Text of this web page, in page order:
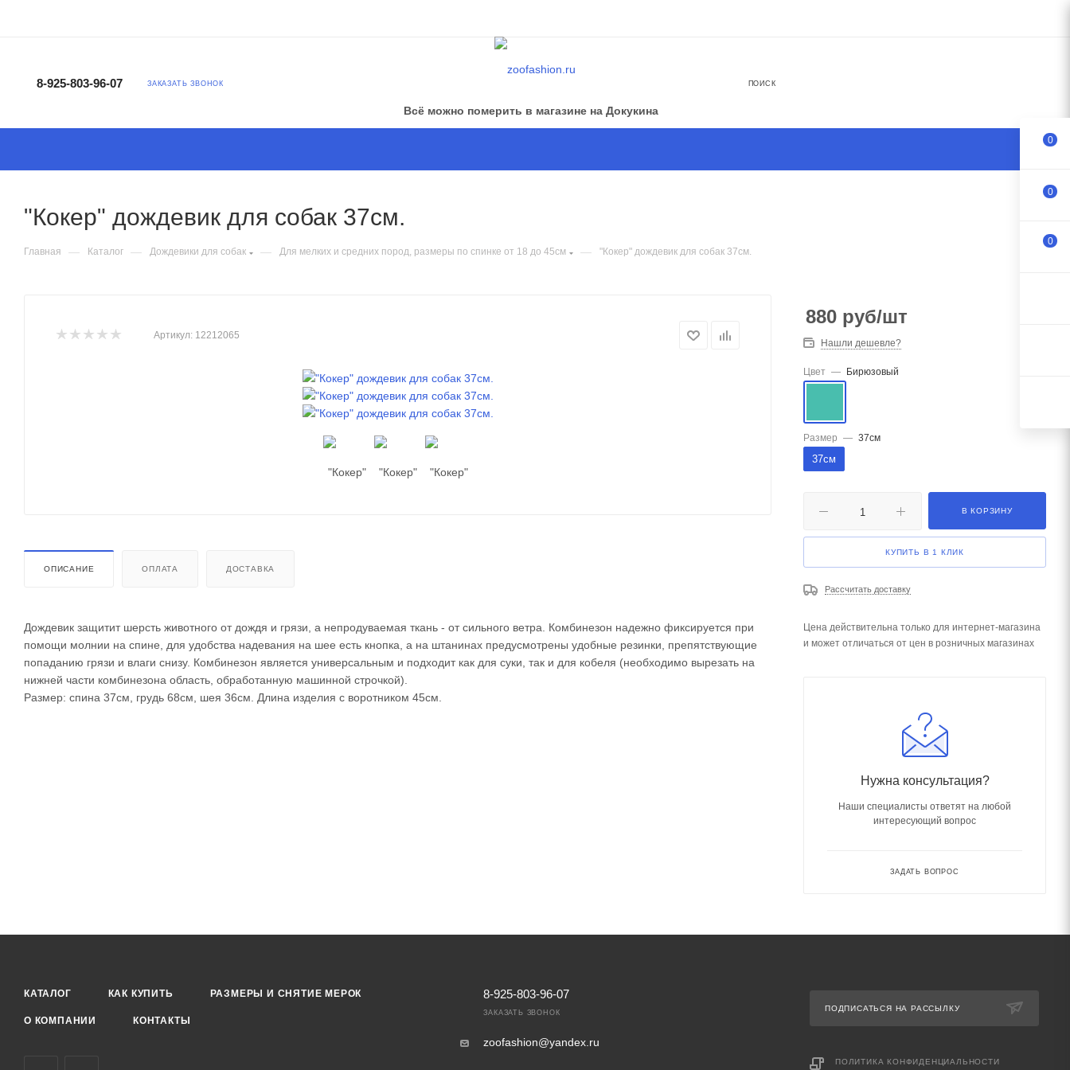
8-925-803-96-07 ЗАКАЗАТЬ ЗВОНОК
Всё можно померить в магазине на Докукина
ПОИСК
"Кокер" дождевик для собак 37см.
Главная — Каталог — Дождевики для собак — Для мелких и средних пород, размеры по спинке от 18 до 45см — "Кокер" дождевик для собак 37см.
Артикул: 12212065
ОПИСАНИЕ ОПЛАТА ДОСТАВКА
Дождевик защитит шерсть животного от дождя и грязи, а непродуваемая ткань - от сильного ветра. Комбинезон надежно фиксируется при
помощи молнии на спине, для удобства надевания на шее есть кнопка, а на штанинах предусмотрены удобные резинки, препятствующие
попаданию грязи и влаги снизу. Комбинезон является универсальным и подходит как для суки, так и для кобеля (необходимо вырезать на
нижней части комбинезона область, обработанную машинной строчкой).
Размер: спина 37см, грудь 68см, шея 36см. Длина изделия с воротником 45см.
880 руб/шт
Нашли дешевле?
Цвет — Бирюзовый
Размер — 37см
37см
В КОРЗИНУ
КУПИТЬ В 1 КЛИК
Рассчитать доставку
Цена действительна только для интернет-магазина
и может отличаться от цен в розничных магазинах
Нужна консультация?
Наши специалисты ответят на любой
интересующий вопрос
ЗАДАТЬ ВОПРОС
КАТАЛОГ КАК КУПИТЬ РАЗМЕРЫ И СНЯТИЕ МЕРОК
О КОМПАНИИ КОНТАКТЫ
8-925-803-96-07
ЗАКАЗАТЬ ЗВОНОК
zoofashion@yandex.ru
ПОДПИСАТЬСЯ НА РАССЫЛКУ
ПОЛИТИКА КОНФИДЕНЦИАЛЬНОСТИ
0
0
0